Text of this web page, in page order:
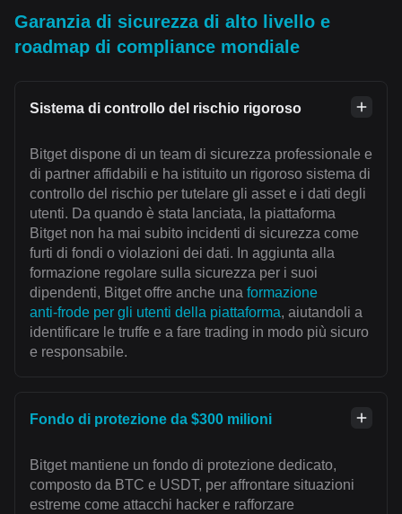
Garanzia di sicurezza di alto livello e
roadmap di compliance mondiale
Sistema di controllo del rischio rigoroso
Bitget dispone di un team di sicurezza professionale e
di partner affidabili e ha istituito un rigoroso sistema di
controllo del rischio per tutelare gli asset e i dati degli
utenti. Da quando è stata lanciata, la piattaforma
Bitget non ha mai subito incidenti di sicurezza come
furti di fondi o violazioni dei dati. In aggiunta alla
formazione regolare sulla sicurezza per i suoi
dipendenti, Bitget offre anche una formazione
anti‑frode per gli utenti della piattaforma, aiutandoli a
identificare le truffe e a fare trading in modo più sicuro
e responsabile.
Fondo di protezione da $300 milioni
Bitget mantiene un fondo di protezione dedicato,
composto da BTC e USDT, per affrontare situazioni
estreme come attacchi hacker e rafforzare